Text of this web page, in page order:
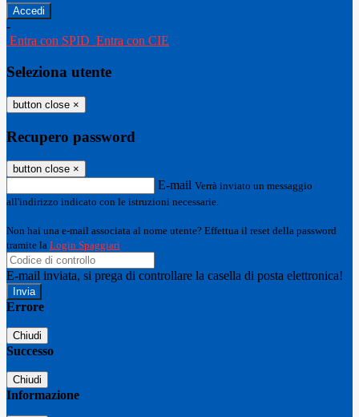
-
Entra con SPID Entra con CIE
Seleziona utente
button close ×
Recupero password
button close ×
E-mail Verrà inviato un messaggio
all'indirizzo indicato con le istruzioni necessarie.
Non hai una e-mail associata al nome utente? Effettua il reset della password
tramite la Login Spaggiari
E-mail inviata, si prega di controllare la casella di posta elettronica!
Errore
Chiudi
Successo
Chiudi
Informazione